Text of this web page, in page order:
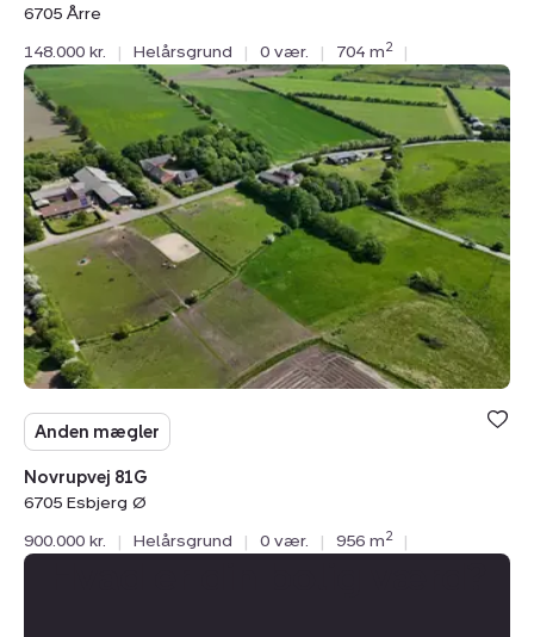
6705 Årre
148.000 kr.
| Helårsgrund | 0 vær. | 704 m2 |
Helårsgrund:
Novrupvej
81G,
6705
Esbjerg
Ø
Anden mægler
Novrupvej 81G
6705 Esbjerg Ø
900.000 kr.
| Helårsgrund | 0 vær. | 956 m2 |